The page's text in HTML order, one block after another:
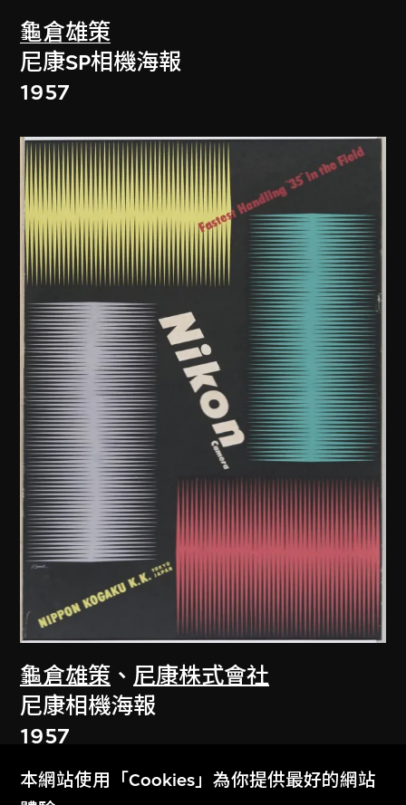
龜倉雄策
尼康SP相機海報
1957
龜倉雄策 、 尼康株式會社
尼康相機海報
1957
本網站使用「Cookies」為你提供最好的網站